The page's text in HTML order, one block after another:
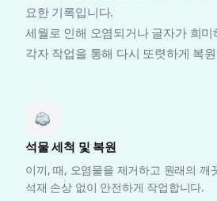
요한 기록입니다.
세월로 인해 오염되거나 글자가 희
각자 작업을 통해 다시 또렷하게 복
석물 세척 및 복원
이끼, 때, 오염물을 제거하고 원래의 깨
석재 손상 없이 안전하게 작업합니다.